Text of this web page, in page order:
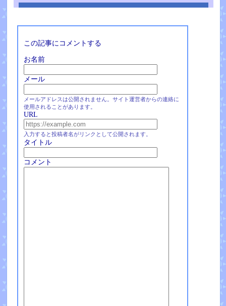
この記事にコメントする
お名前
メール
メールアドレスは公開されません。サイト運営者からの連絡に
使用されることがあります。
URL
入力すると投稿者名がリンクとして公開されます。
タイトル
コメント